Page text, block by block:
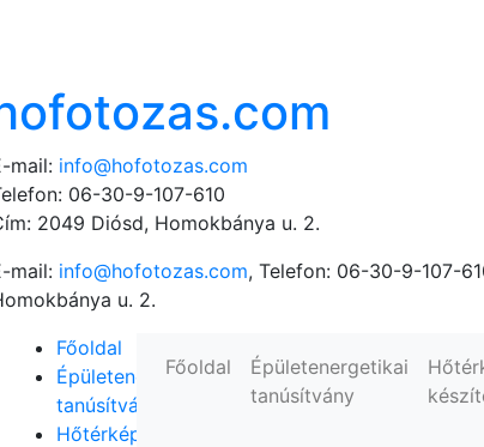
mail: info@hofotozas.com
06-30-9-107-610
2049 Diósd, Homokbánya u. 2.
mail: info@hofotozas.com, Telefon: 06-30-9-107-
u. 2.
Főoldal
Épületenergetikai
tanúsítvány
Hőtérkép
Főoldal
Épületenergetikai
tanúsítvány